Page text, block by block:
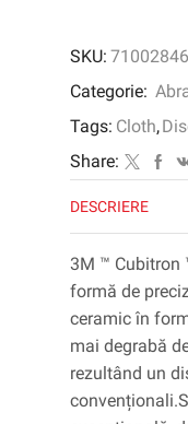
™
Pânză
900DZ,
80+
J-
Weight,
152
mm
X
Die
600z,
50/
250
SKU:
Categorie:
Tags: Cloth,
Share:
DESCRIERE
3M ™ Cubitron
formă de
ceramic în
mai degrabă
rezultând un